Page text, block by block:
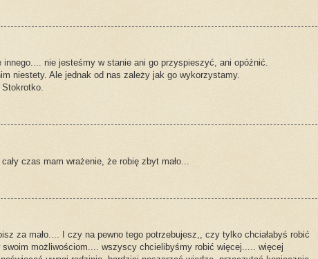
innego.... nie jesteśmy w stanie ani go przyspieszyć, ani opóźnić.
niestety. Ale jednak od nas zależy jak go wykorzystamy.
Stokrotko.
cały czas mam wrażenie, że robię zbyt mało...
za mało.... I czy na pewno tego potrzebujesz,, czy tylko chciałabyś robić
możliwościom.... wszyscy chcielibyśmy robić więcej..... więcej